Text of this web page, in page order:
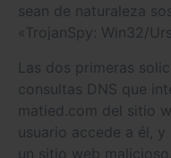
sean de naturaleza
«TrojanSpy: Win32/
Las dos primeras
consultas DNS que
matied.com del sitio
usuario accede a él,
un sitio web